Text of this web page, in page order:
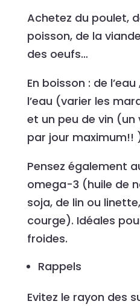
Achetez du poulet,
poisson, de la
des oeufs…
En boisson : de
l’eau (varier les
et un peu de vin (un
par jour maximum!!
Pensez également
omega-3 (huile de
soja, de lin ou
courge). Idéales
froides.
Rappels
Evitez le rayon des